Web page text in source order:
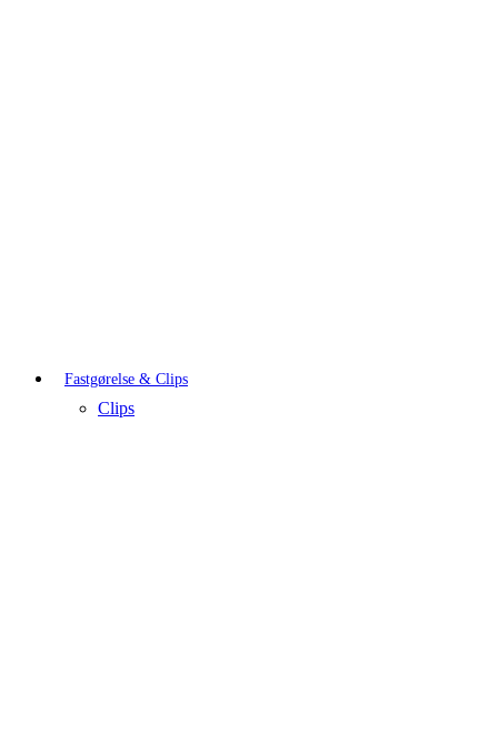
Fastgørelse & Clips
Clips